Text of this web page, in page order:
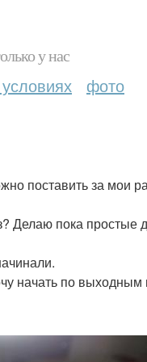
у нас
фото
поставить за мои
Делаю пока
начать по выходным